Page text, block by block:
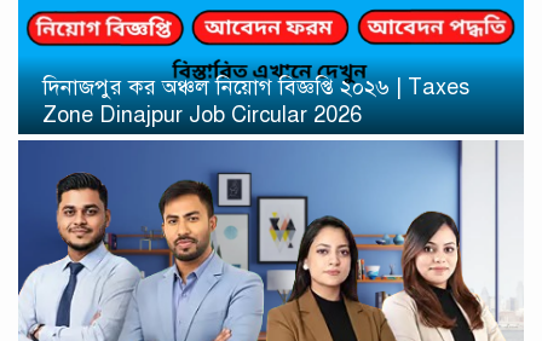
দিনাজপুর কর অঞ্চল নিয়োগ বিজ্ঞপ্তি ২০২৬ | Taxes
Zone Dinajpur Job Circular 2026